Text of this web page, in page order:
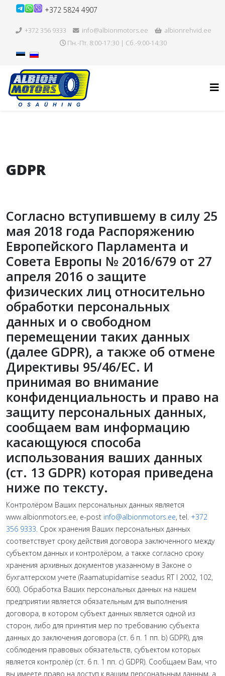
+372 5824 4907
+372 356 9333 info@albionmotors.ee
albionrehvid.ee
Пн.-Пт. 8:00-17:30 | Сб.-9:00-14:30
GDPR
Согласно вступившему в силу 25
мая 2018 года Распоряжению
Европейского Парламента и
Совета Европы № 2016/679 от 27
апреля 2016 о защите
физических лиц относительно
обработки персональных
данных и о свободном
перемещении таких данных
(далее GDPR), а также об отмене
Директивы 95/46/ЕС. И
принимая во внимание
конфиденциальность и право на
защиту персональных данных,
сообщаем вам информацию
касающуюся способа
использования ваших данных
(ст. 13 GDPR) которая приведена
ниже по тексту.
Контролёром Ваших персональных данных является
www.albionmotors.ee, e-post info@albionmotors.ee, tel. +372
356 9333. Срок хранения Ваших персональных данных
соответствует сроку действия договора заключенного между
субъектом данных и контролёром, а также согласно сроку
хранения архивных документов указанному в Законе о
бухгалтерском учете (Raamatupidamise seadus RT I 2002, 102,
600). Обработка Ваших персональных данных на нашем
предприятии является обязательным для выполнения
договора, в котором субъект данных является одной из
сторон, либо для принятия мер по требованию субъекта
данных до заключения договора (ст. 6 п. 1 пп. b) GDPR), для
соблюдения правовых обязательств, субъектом которых
является контролёр (ст. 6 п. 1 пп. с) GDPR). Сообщаем Вам, что
вы имеете право на доступ к вашим персональным данным, а